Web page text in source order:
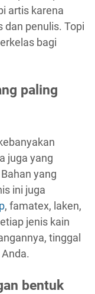
artis karena
dan penulis. Topi
bagi
paling
juga yang
yang
ini juga
, famatex, laken,
jenis kain
tinggal
bentuk